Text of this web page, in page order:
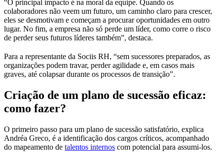
“O principal impacto é na moral da equipe. Quando os
colaboradores não veem um futuro, um caminho claro para crescer,
eles se desmotivam e começam a procurar oportunidades em outro
lugar. No fim, a empresa não só perde um líder, como corre o risco
de perder seus futuros líderes também”, destaca.
Para a representante da Sociis RH, “sem sucessores preparados, as
organizações podem travar, perder agilidade e, em casos mais
graves, até colapsar durante os processos de transição”.
Criação de um plano de sucessão eficaz:
como fazer?
O primeiro passo para um plano de sucessão satisfatório, explica
Andréa Greco, é a identificação dos cargos críticos, acompanhado
do mapeamento de talentos internos com potencial para assumi-los.